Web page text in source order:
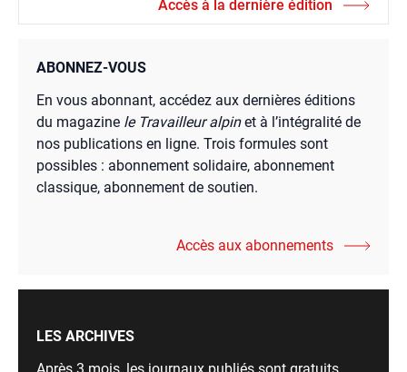
Accès à la dernière édition
ABONNEZ-VOUS
En vous abonnant, accédez aux dernières éditions
du magazine le Travailleur alpinet à l’intégralité de
nos publications en ligne. Trois formules sont
possibles : abonnement solidaire, abonnement
classique, abonnement de soutien.
Accès aux abonnements
LES ARCHIVES